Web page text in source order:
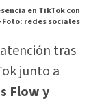
en TikTok con
Foto: redes sociales
tras
junto a
Flow y